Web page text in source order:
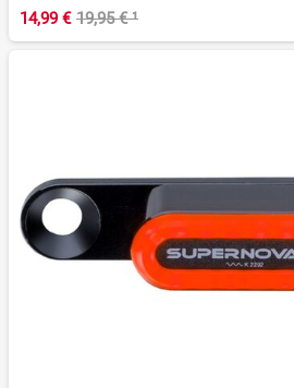
14,99 € 19,95 €¹